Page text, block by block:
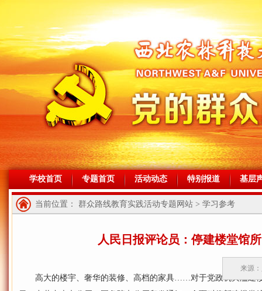
学校首页 专题首页 活动动态 特别报道 基层
当前位置： 群众路线教育实践活动专题网站 > 学习参考
人民日报评论员：停建楼堂馆
来源
高大的楼宇、奢华的装修、高档的家具……对于党政机关滥建楼